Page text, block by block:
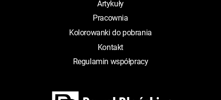
Artykuły
Pracownia
Kolorowanki do pobrania
Kontakt
Regulamin współpracy